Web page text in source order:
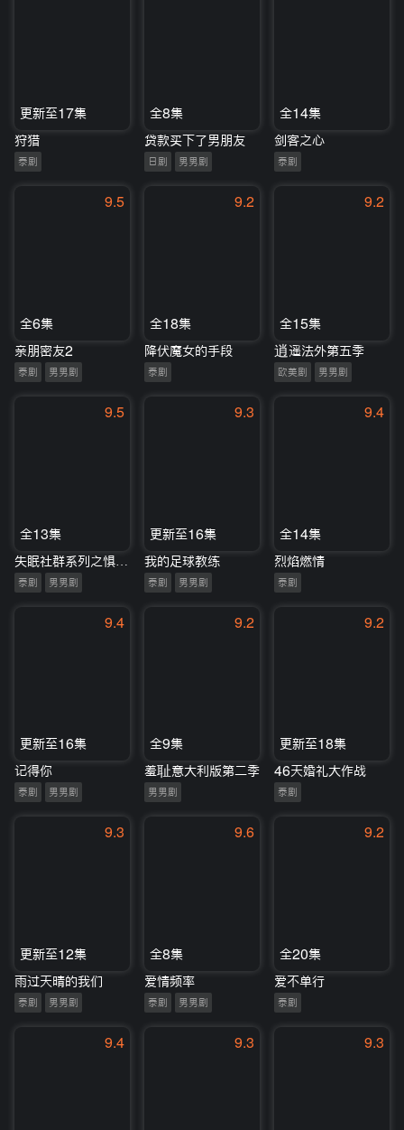
更新至17集
狩猎
泰剧
全8集
贷款买下了男朋友
日剧 男男剧
全14集
剑客之心
泰剧
9.5
全6集
亲朋密友2
泰剧 男男剧
9.2
全18集
降伏魔女的手段
泰剧
9.2
全15集
逍遥法外第五季
欧美剧 男男剧
9.5
全13集
泰剧 男男剧
9.3
更新至16集
我的足球教练
泰剧 男男剧
9.4
全14集
烈焰燃情
泰剧
9.4
更新至16集
记得你
泰剧 男男剧
9.2
全9集
羞耻意大利版第二季
男男剧
9.2
更新至18集
46天婚礼大作战
泰剧
9.3
更新至12集
雨过天晴的我们
泰剧 男男剧
9.6
全8集
爱情频率
泰剧 男男剧
9.2
全20集
爱不单行
泰剧
9.4 9.3 9.3